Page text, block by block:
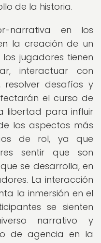
de la historia.
narrativa en los
la creación de un
jugadores tienen
interactuar con
resolver desafíos y
el curso de
libertad para influir
los aspectos más
de rol, ya que
sentir que son
se desarrolla, en
La interacción
la inmersión en el
se sienten
narrativo y
de agencia en la